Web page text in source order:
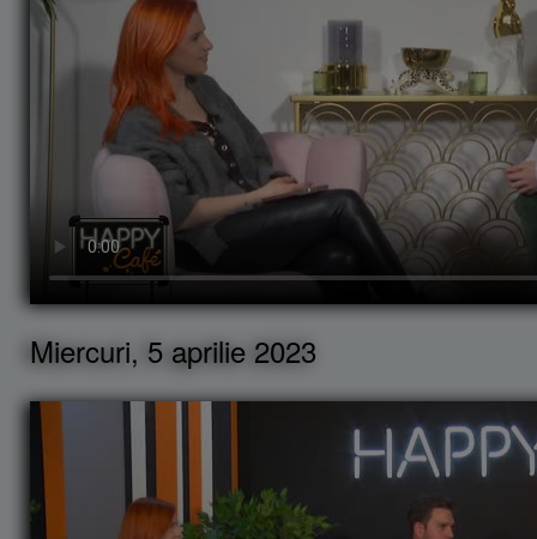
Miercuri, 5 aprilie 2023